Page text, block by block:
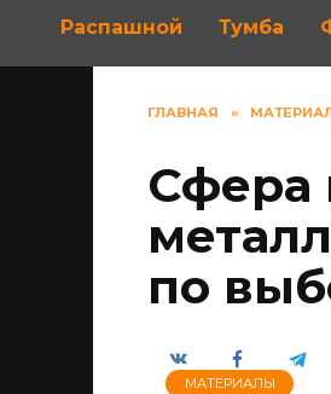
Распашной Тумба
ГЛАВНАЯ »
Сфера
по
МАТЕРИАЛЫ